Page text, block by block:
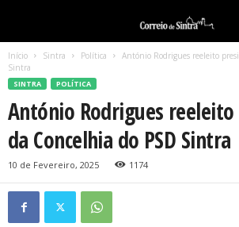
Início Sintra Política
António Rodrigues reeleito
Sintra
SINTRA POLÍTICA
António Rodrigues
da Concelhia do PSD Sintra
10 de Fevereiro, 2025 1174